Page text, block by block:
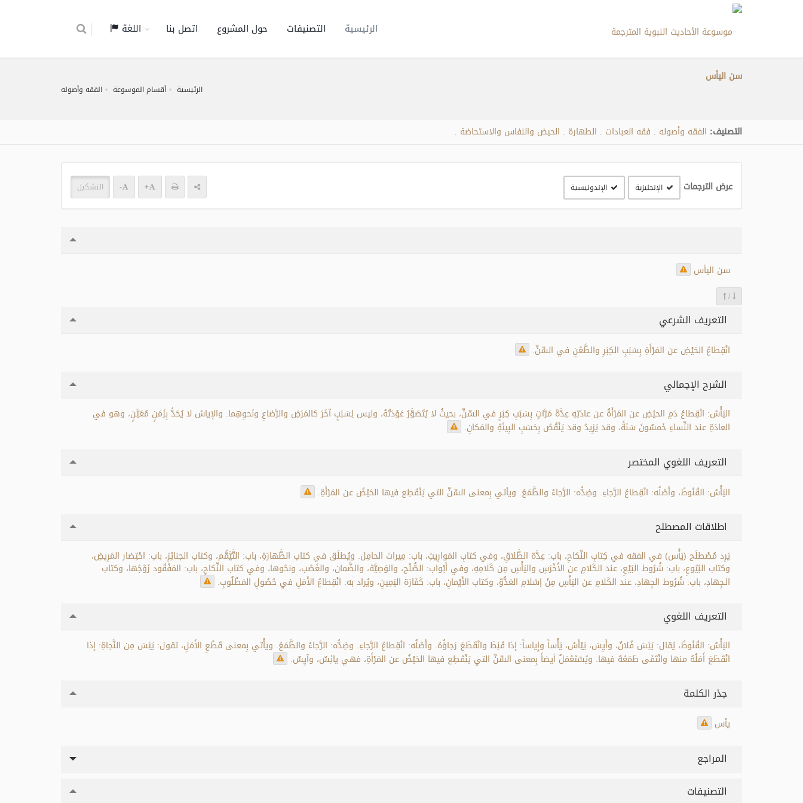
الرئيسية التصنيفات حول المشروع اتصل بنا اللغة
سن اليأس
الرئيسية أقسام الموسوعة الفقه وأصوله
التصنيف: الفقه وأصوله فقه العبادات الطهارة الحيض والنفاس والاستحاضة
عرض الترجمات الإنجليزية الإندونيسية +
- التشكيل
سن اليأس
/
التعريف الشرعي
انْقِطاعُ الحَيْضِ عن المَرْأَةِ بِسَبَبِ الكِبَرِ والطَّعْنِ في السِّنِّ.
الشرح الإجمالي
اليَأْسُ: انْقِطاعُ دَمِ الحيْضِ عن المَرْأَةُ عن عادَتِهِ عِدَّةَ مَرَّاتٍ بِسَبَبِ كِبَرٍ في السِّنِّ، بحيثُ لا يُتَصَوَّرُ عَوْدَتُهُ، وليس لِسَبَبٍ آخَرَ كالمَرَضِ والرَّضاعِ ونَحوِهِما. والإياسُ لا يُحَدُّ بِزَمَنٍ مُعَيَّنٍ، وهو في
العادَةِ عند النِّساءِ خَمسُونَ سَنَةً، وقد يَزِيدُ وقد يَنْقُصُ بِحَسَبِ البِيئَةِ والمَكانِ.
التعريف اللغوي المختصر
اليَأْسُ: القُنُوطُ، وأَصْلُه: انْقِطاعُ الرَّجاءِ. وضِدُّه: الرَّجاءُ والطَّمَعُ. ويأتي بِمعنى السِّنِّ التي يَنْقَطِع فيها الحَيْضُ عن المَرْأَةِ.
اطلاقات المصطلح
يَرِد مُصْطلَح (يَأْس) في الفقه في كِتابِ النِّكاحِ، باب: عِدَّة الطَّلاقِ، وفي كتابِ المَوارِيثِ، باب: مِيراث الحامِل. ويُطلَق في كتاب الطَّهارَةِ، باب: التَّيَّمُّم، وكتاب الجنائِزِ، باب: احْتِضار المَرِيضِ،
وكتاب البُيُوعِ، باب: شُرُوط البَيْعِ، عند الكَلامِ عن الأَخْرَسِ واليَأْسِ مِن كَلامِهِ، وفي أَبْواب: الصُّلْح، والوَصِيَّة، والضَّمان، والغَصْب، ونحْوها، وفي كتاب النِّكاحِ، باب: المَفْقُود زَوْجُها، وكتاب
الـجِهادِ، باب: شُرُوط الجِهادِ، عند الكَلامِ عن اليَأْسِ مِنْ إسْلامِ العَدُّوّ، وكتاب الأَيْمانِ، باب: كَفَارَة اليَمِينِ، ويُراد به: انْقِطاعُ الأَمَلِ في حُصُولِ المَطْلُوبِ.
التعريف اللغوي
اليَأْسُ: القُنُوطُ، يُقال: يَئِسَ فُلانٌ، وأَيِسَ، يَيْأَسُ، يَأْساً وإِياساً: إذا قَنِطَ وانْقَطَعَ رَجاؤُهُ. وأَصْلُه: انْقِطاعُ الرَّجاءِ. وضِدُّه: الرَّجاءُ والطَّمَعُ. ويأْتي بِمعنى قَطْعِ الأَمَلِ، تقول: يَئِسَ مِن النَّجاةِ: إذا
انْقَطَعَ أَمَلُهُ منها وانْتَفَى طَمَعُهُ فيها. ويُسْتَعْمَلُ أيضاً بِمعنى السِّنِّ التي يَنْقَطِع فيها الحَيْضُ عن المَرْأَةِ، فهي يائِسٌ، وآيِسٌ.
جذر الكلمة
يأس
المراجع
التصنيفات